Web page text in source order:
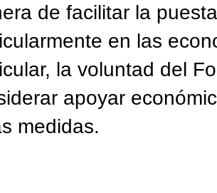
de facilitar la
en las
la voluntad del
apoyar
medidas.